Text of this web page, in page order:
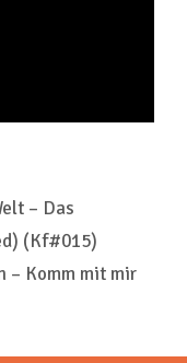
– Das
(Kf#015)
– Komm mit mir